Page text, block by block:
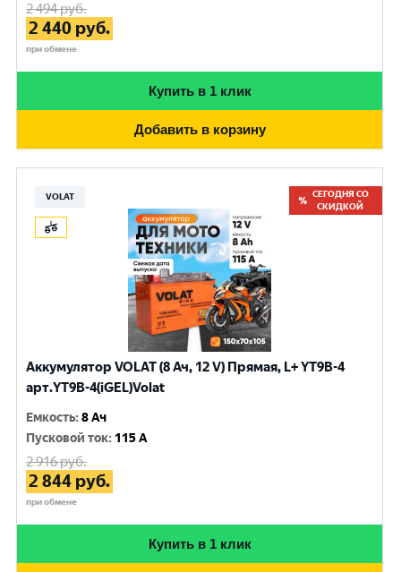
2 494руб.
2 440 руб.
при обмене
Купить в 1 клик
Добавить в корзину
VOLAT
СЕГОДНЯ СО
СКИДКОЙ
Аккумулятор VOLAT (8 Ач, 12 V) Прямая, L+ YT9B-4
арт.YT9B-4(iGEL)Volat
Емкость:8 Ач
Пусковой ток: 115 A
2 916руб.
2 844 руб.
при обмене
Купить в 1 клик